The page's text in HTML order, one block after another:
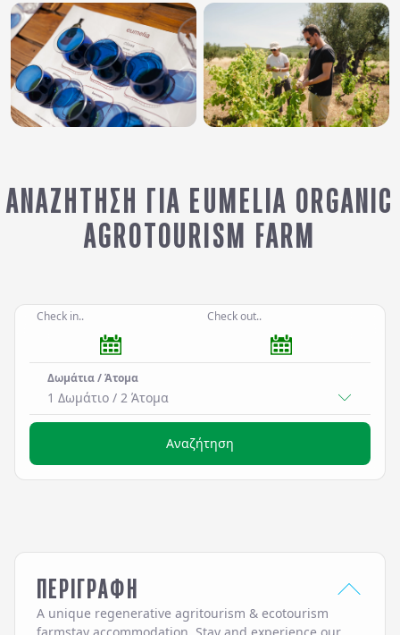
ΑΝΑΖΉΤΗΣΗ ΓΙΑ EUMELIA ORGANIC
AGROTOURISM FARM
Check in.. Check out..
Δωμάτια / Άτομα
1 Δωμάτιο / 2 Άτομα
Αναζήτηση
ΠΕΡΙΓΡΑΦΗ
A unique regenerative agritourism & ecotourism
farmstay accommodation. Stay and experience our